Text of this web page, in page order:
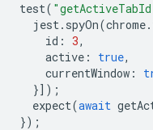
test(
jest. spyOn(chrome.
id : 3,
active : true,
currentWindow :
}]);
expect(await
});